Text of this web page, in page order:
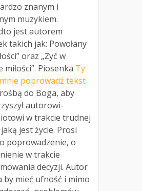
znanym i
muzykiem.
jest autorem
takich jak: Powołany
oraz „Żyć w
miłości”. Piosenka Ty
poprowadź tekst
do Boga, aby
autorowi-
w trakcie trudnej
jest życie. Prosi
poprowadzenie, o
w trakcie
decyzji. Autor
by mieć ufność i mimo